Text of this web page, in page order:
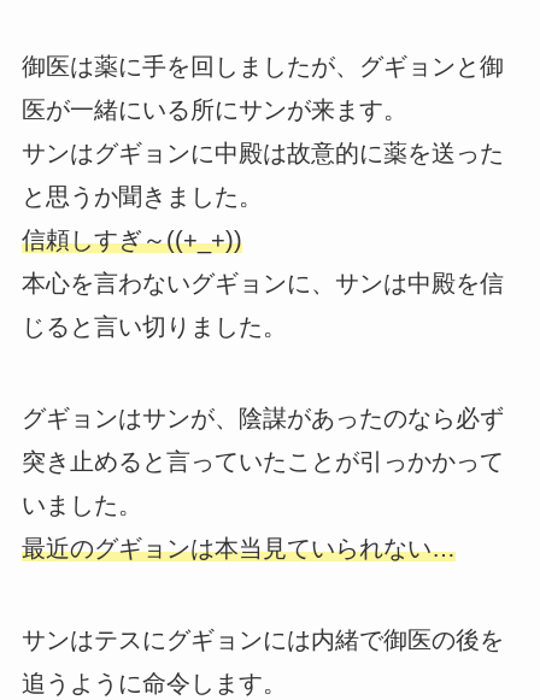
御医は薬に手を回しましたが、グギョンと御
医が一緒にいる所にサンが来ます。
サンはグギョンに中殿は故意的に薬を送った
と思うか聞きました。
信頼しすぎ～((+_+))
本心を言わないグギョンに、サンは中殿を信
じると言い切りました。
グギョンはサンが、陰謀があったのなら必ず
突き止めると言っていたことが引っかかって
いました。
最近のグギョンは本当見ていられない…
サンはテスにグギョンには内緒で御医の後を
追うように命令します。